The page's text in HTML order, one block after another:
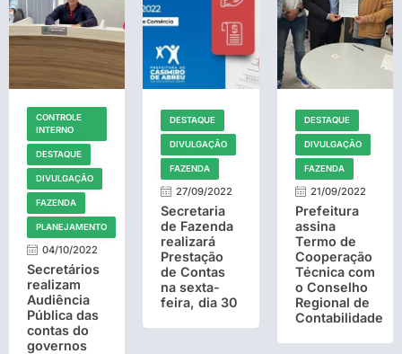
CONTROLE
INTERNO
DESTAQUE
DIVULGAÇÃO
FAZENDA
PLANEJAMENTO
04/10/2022
Secretários
realizam
Audiência
Pública das
contas do
governos
DESTAQUE
DIVULGAÇÃO
FAZENDA
27/09/2022
Secretaria
de Fazenda
realizará
Prestação
de Contas
na sexta-
feira, dia 30
DESTAQUE
DIVULGAÇÃO
FAZENDA
21/09/2022
Prefeitura
assina
Termo de
Cooperação
Técnica com
o Conselho
Regional de
Contabilidade